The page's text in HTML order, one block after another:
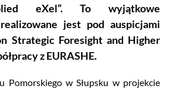
eXel”. To wyjątkowe
jest pod auspicjami
Strategic Foresight and Higher
z EURASHE.
Pomorskiego w Słupsku w projekcie